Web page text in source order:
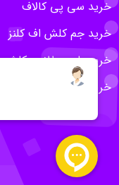
خرید سی پی کالاف
خرید جم کلش اف کلنز
خرید بلیت طلایی کلش
خرید روبلاکس